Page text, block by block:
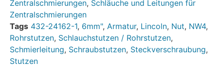
Zentralschmierungen, Schläuche und Leitungen für
Zentralschmierungen
Tags 432-24162-1, 6mm", Armatur, Lincoln, Nut, NW4,
Rohrstutzen, Schlauchstutzen / Rohrstutzen,
Schmierleitung, Schraubstutzen, Steckverschraubung,
Stutzen